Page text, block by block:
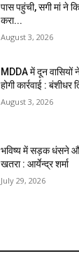
पास पहुंची, सगी मां ने
करा...
August 3, 2026
MDDA में दून वासियों
होगी कार्रवाई : बंशीधर
August 3, 2026
भविष्य में सड़क धंसने
खतरा : आर्येन्द्र शर्मा
July 29, 2026